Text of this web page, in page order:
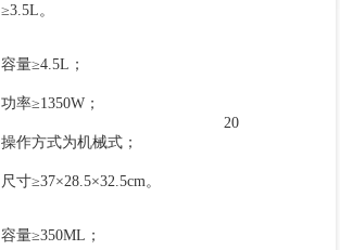
≥3.5L。
容量≥4.5L；
功率≥1350W；
操作方式为机械式；
尺寸≥37×28.5×32.5cm。
20
容量≥350ML；